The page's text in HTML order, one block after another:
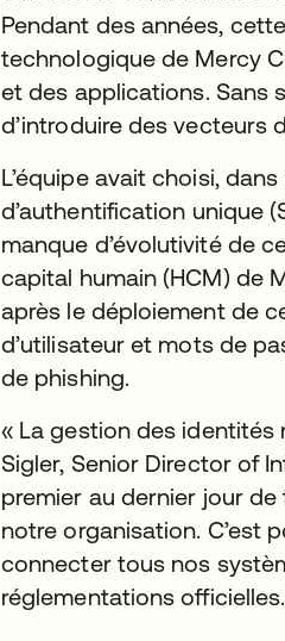
Pendant des années,
technologique de Mercy
et des applications. Sans
d’introduire des vecteurs
L’équipe avait choisi,
d’authentification unique
manque d’évolutivité de
capital humain (HCM) de
après le déploiement de
d’utilisateur et mots de
de phishing.
« La gestion des identités
Sigler, Senior Director of
premier au dernier jour
notre organisation. C’est
connecter tous nos
réglementations